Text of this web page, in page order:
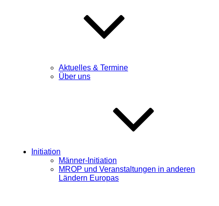
Aktuelles & Termine
Über uns
Initiation
Männer-Initiation
MROP und Veranstaltungen in anderen
Ländern Europas